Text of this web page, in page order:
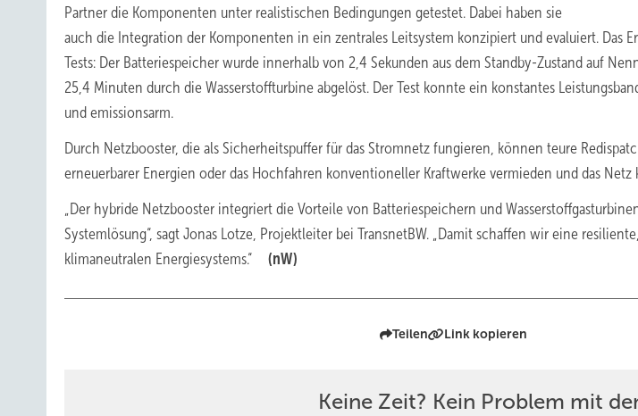
Partner die Komponenten unter realistischen Bedingungen getestet. Dabei haben sie
auch die Integration der Komponenten in ein zentrales Leitsystem konzipiert und evaluiert. Das
Tests: Der Batteriespeicher wurde innerhalb von 2,4 Sekunden aus dem Standby-Zustand auf
25,4 Minuten durch die Wasserstoffturbine abgelöst. Der Test konnte ein konstantes
und emissionsarm.
Durch Netzbooster, die als Sicherheitspuffer für das Stromnetz fungieren, können teure
erneuerbarer Energien oder das Hochfahren konventioneller Kraftwerke vermieden und das Netz
„Der hybride Netzbooster integriert die Vorteile von Batteriespeichern und
Systemlösung“, sagt Jonas Lotze, Projektleiter bei TransnetBW. „Damit schaffen wir eine
klimaneutralen Energiesystems.“ (nW)
Teilen Link kopieren
Keine Zeit? Kein Problem mit